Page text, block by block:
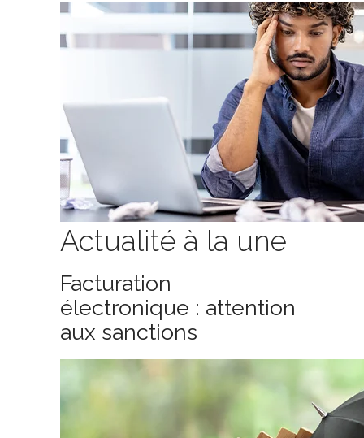
Actualité à la une
Facturation
électronique : attention
aux sanctions